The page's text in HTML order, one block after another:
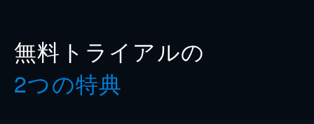
無料トライアルの
2つの特典